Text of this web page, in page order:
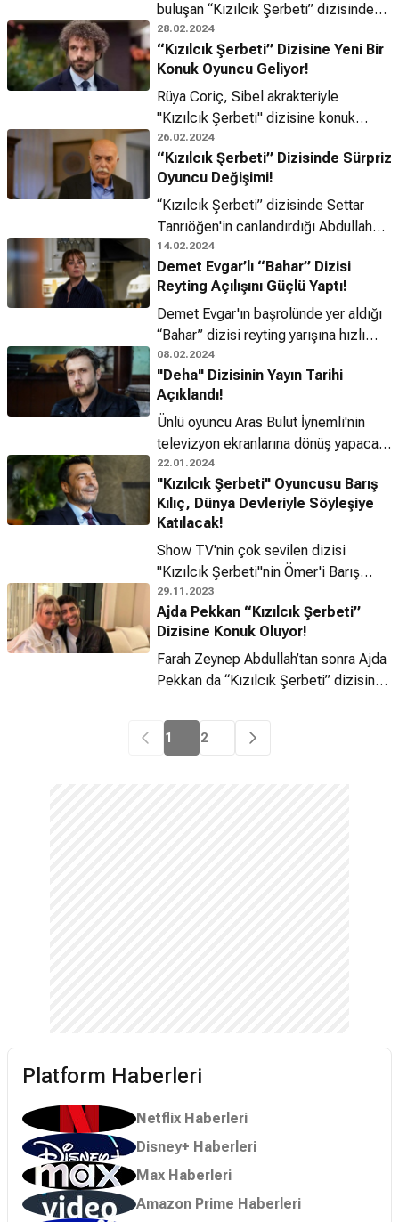
buluşan “Kızılcık Şerbeti” dizisinden
bu hafta iki önemli isim ayrılıyor.
28.02.2024
“Kızılcık Şerbeti” Dizisine Yeni Bir
Konuk Oyuncu Geliyor!
Rüya Coriç, Sibel akrakteriyle
"Kızılcık Şerbeti" dizisine konuk
olacak.
26.02.2024
“Kızılcık Şerbeti” Dizisinde Sürpriz
Oyuncu Değişimi!
“Kızılcık Şerbeti” dizisinde Settar
Tanrıöğen'in canlandırdığı Abdullah
Ünal karakteri Ahmet Mümtaz
Taylan'a devrediliyor.
14.02.2024
Demet Evgar’lı “Bahar” Dizisi
Reyting Açılışını Güçlü Yaptı!
Demet Evgar'ın başrolünde yer aldığı
“Bahar” dizisi reyting yarışına hızlı
başladı!
08.02.2024
"Deha" Dizisinin Yayın Tarihi
Açıklandı!
Ünlü oyuncu Aras Bulut İynemli'nin
televizyon ekranlarına dönüş yapacağı
"Deha" dizisinin yayın tarihi belli oldu!
22.01.2024
"Kızılcık Şerbeti" Oyuncusu Barış
Kılıç, Dünya Devleriyle Söyleşiye
Katılacak!
Show TV'nin çok sevilen dizisi
"Kızılcık Şerbeti"nin Ömer'i Barış
Kılıç, bugün eşi Ayşegül Kılıç ile
birlikte önemli bir söyleşi için
Amerika'ya gitti.
29.11.2023
Ajda Pekkan “Kızılcık Şerbeti”
Dizisine Konuk Oluyor!
Farah Zeynep Abdullah’tan sonra Ajda
Pekkan da “Kızılcık Şerbeti” dizisine
1 2
Platform Haberleri
Netflix Haberleri
Disney+ Haberleri
Max Haberleri
Amazon Prime Haberleri